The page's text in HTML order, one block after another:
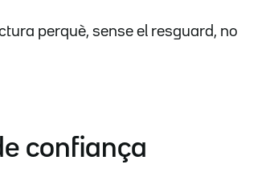
perquè, sense el resguard, no
confiança